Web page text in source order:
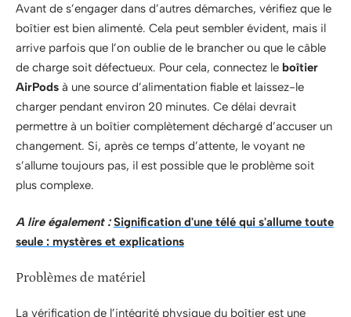
Avant de s’engager dans d’autres démarches, vérifiez que le
boîtier est bien alimenté. Cela peut sembler évident, mais il
arrive parfois que l’on oublie de le brancher ou que le câble
de charge soit défectueux. Pour cela, connectez le boîtier
AirPods à une source d’alimentation fiable et laissez-le
charger pendant environ 20 minutes. Ce délai devrait
permettre à un boîtier complètement déchargé d’accuser un
changement. Si, après ce temps d’attente, le voyant ne
s’allume toujours pas, il est possible que le problème soit
plus complexe.
A lire également : Signification d'une télé qui s'allume toute
seule : mystères et explications
Problèmes de matériel
La vérification de l’intégrité physique du boîtier est une